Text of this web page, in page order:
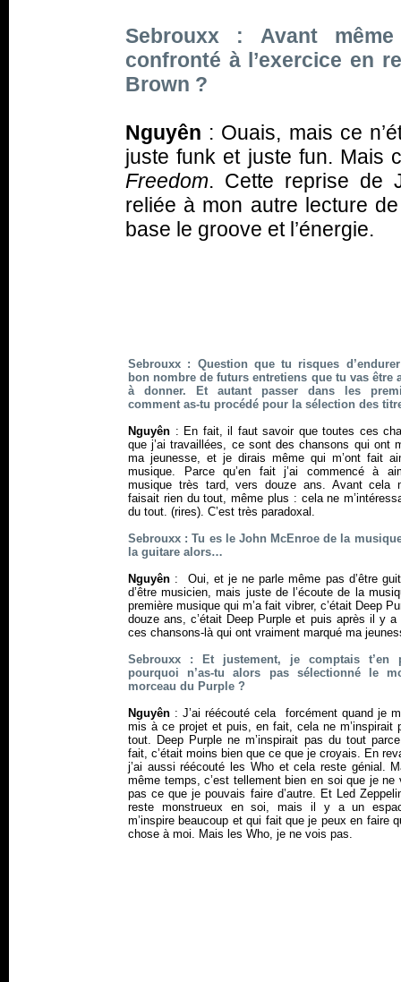
Sebrouxx : Avant
confronté à l’exercice en
Brown ?
Nguyên : Ouais, mais ce
juste funk et juste fun. Mais
Freedom. Cette reprise de
reliée à mon autre lecture
base le groove et l’énergie.
Sebrouxx : Question que tu risques
bon nombre de futurs entretiens que tu vas être
à donner. Et autant passer dans les
comment as-tu procédé pour la sélection des
Nguyên : En fait, il faut savoir que toutes ces
que j’ai travaillées, ce sont des chansons qui ont
ma jeunesse, et je dirais même qui m’ont fait
musique. Parce qu’en fait j’ai commencé à
musique très tard, vers douze ans. Avant cela
faisait rien du tout, même plus : cela ne
du tout. (rires). C’est très paradoxal.
Sebrouxx : Tu es le John McEnroe de la
la guitare alors…
Nguyên : Oui, et je ne parle même pas d’être
d’être musicien, mais juste de l’écoute de la
première musique qui m’a fait vibrer, c’était Deep
douze ans, c’était Deep Purple et puis après il y a
ces chansons-là qui ont vraiment marqué ma
Sebrouxx : Et justement, je comptais t’en
pourquoi n’as-tu alors pas sélectionné le
morceau du Purple ?
Nguyên : J’ai réécouté cela forcément quand je
mis à ce projet et puis, en fait, cela ne m’inspirait
tout. Deep Purple ne m’inspirait pas du tout parce
fait, c’était moins bien que ce que je croyais. En
j’ai aussi réécouté les Who et cela reste génial.
même temps, c’est tellement bien en soi que je ne
pas ce que je pouvais faire d’autre. Et Led
reste monstrueux en soi, mais il y a un
m’inspire beaucoup et qui fait que je peux en faire
chose à moi. Mais les Who, je ne vois pas.